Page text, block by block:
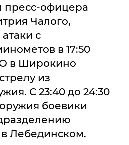
офицера
Чалого,
с
в 17:50
в Широкино
из
С 23:40 до 24:30
боевики
Лебединском.